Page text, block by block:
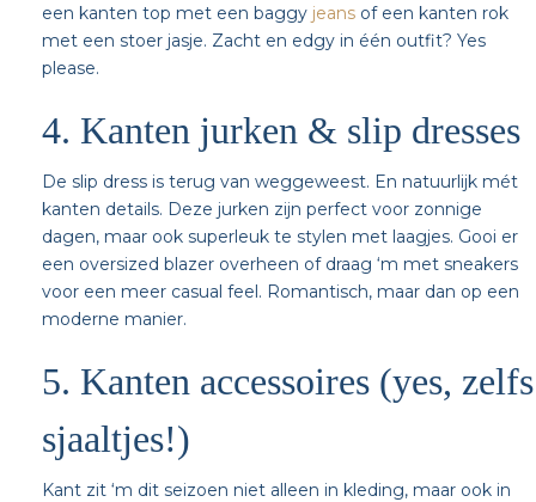
een kanten top met een baggy jeans of een kanten rok
met een stoer jasje. Zacht en edgy in één outfit? Yes
please.
4. Kanten jurken & slip dresses
De slip dress is terug van weggeweest. En natuurlijk mét
kanten details. Deze jurken zijn perfect voor zonnige
dagen, maar ook superleuk te stylen met laagjes. Gooi er
een oversized blazer overheen of draag ‘m met sneakers
voor een meer casual feel. Romantisch, maar dan op een
moderne manier.
5. Kanten accessoires (yes, zelfs
sjaaltjes!)
Kant zit ‘m dit seizoen niet alleen in kleding, maar ook in